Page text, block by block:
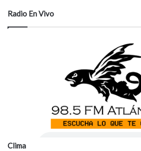
Radio En Vivo
Clima